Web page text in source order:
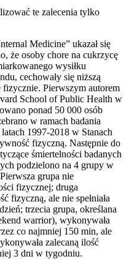
te zalecenia tylko
Medicine” ukazał się
że osoby chore na cukrzycę
wysiłku
cechowały się niższą
Pierwszym autorem
School of Public Health w
ponad 50 000 osób
w ramach badania
1997-2018 w Stanach
fizyczną. Następnie do
śmiertelności badanych
podzielono na 4 grupy w
grupa nie
fizycznej; druga
fizyczną, ale nie spełniała
trzecia grupa, określana
warrior), wykonywała
co najmniej 150 min, ale
zalecaną ilość
3 dni w tygodniu.